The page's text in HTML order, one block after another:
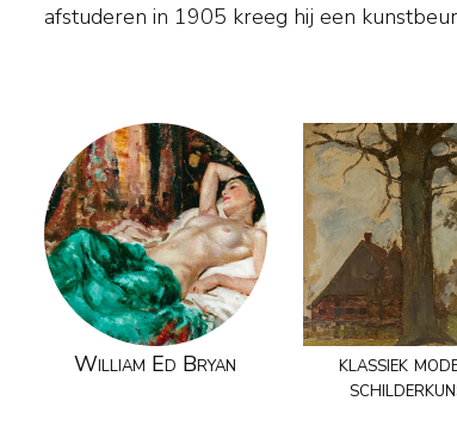
afstuderen in 1905 kreeg hij een
William Ed Bryan
klassiek